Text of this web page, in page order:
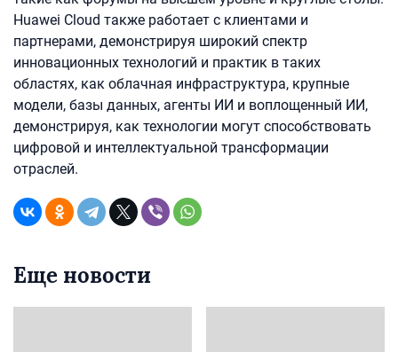
Huawei Cloud также работает с клиентами и
партнерами, демонстрируя широкий спектр
инновационных технологий и практик в таких
областях, как облачная инфраструктура, крупные
модели, базы данных, агенты ИИ и воплощенный ИИ,
демонстрируя, как технологии могут способствовать
цифровой и интеллектуальной трансформации
отраслей.
Еще новости